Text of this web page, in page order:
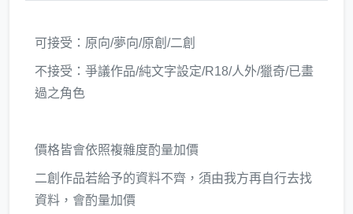
可接受：原向/夢向/原創/二創
不接受：爭議作品/純文字設定/R18/人外/獵奇/已畫
過之角色
價格皆會依照複雜度酌量加價
二創作品若給予的資料不齊，須由我方再自行去找
資料，會酌量加價